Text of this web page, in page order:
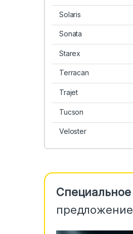
Solaris
Sonata
Starex
Terracan
Trajet
Tucson
Veloster
Специальное
предложение